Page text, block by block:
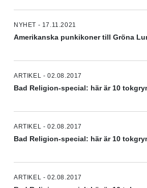
NYHET - 17.11.2021
Amerikanska punkikoner till Gröna
ARTIKEL - 02.08.2017
Bad Religion-special: här är 10
ARTIKEL - 02.08.2017
Bad Religion-special: här är 10
ARTIKEL - 02.08.2017